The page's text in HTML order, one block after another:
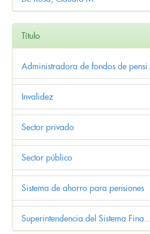
Título
Administradora de fondos de pensi...
Invalidez
Sector privado
Sector público
Sistema de ahorro para pensiones
Superintendencia del Sistema Fina...